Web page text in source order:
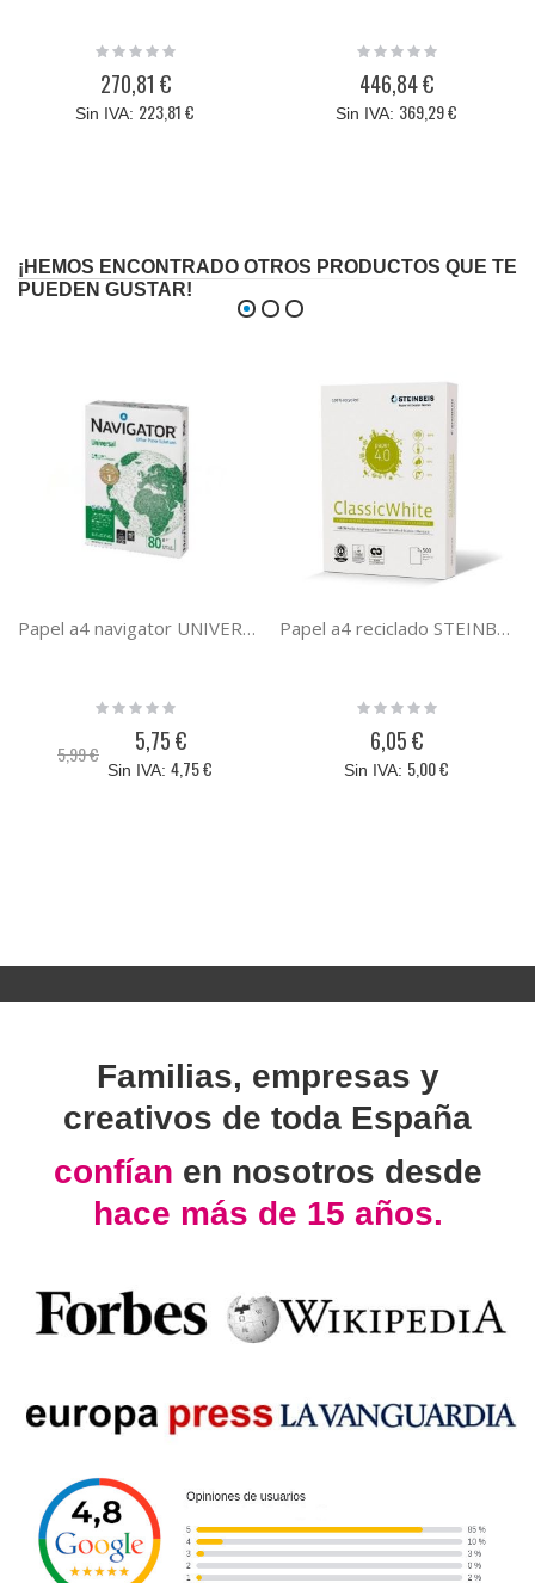
Rating:
270,81 €
223,81 €
Rating:
446,84 €
369,29 €
¡HEMOS ENCONTRADO OTROS PRODUCTOS QUE TE
PUEDEN GUSTAR!
Papel a4 navigator UNIVERSAL paquete 500 hojas 80 gramos din A4 169 cie 0472UN
Rating:
5,99 €
Precio
especial
5,75 €
4,75 €
Papel a4 reciclado STEINBEIS CLASSIC WHITE paquete 500 hojas 80 gramos din A4
Rating:
6,05 €
5,00 €
Familias, empresas y
creativos de toda España
confían en nosotros desde
hace más de 15 años.